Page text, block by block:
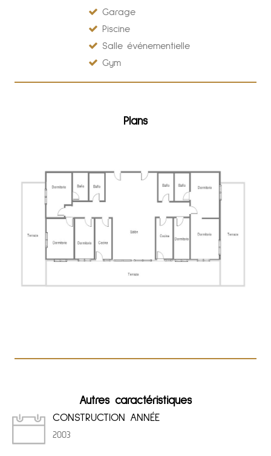
Garage
Piscine
Salle événementielle
Gym
Plans
Autres caractéristiques
CONSTRUCTION ANNÉE
2003